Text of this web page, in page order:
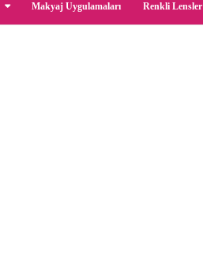
Makyaj Uygulamaları Renkli Lensler